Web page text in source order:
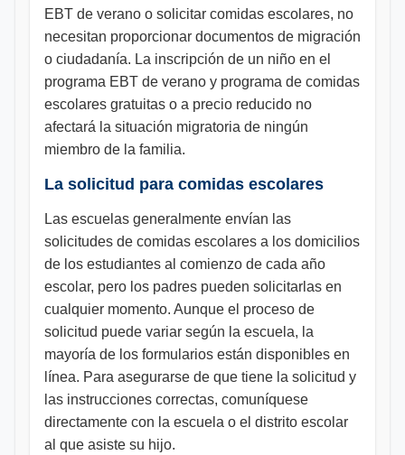
EBT de verano o solicitar comidas escolares, no
necesitan proporcionar documentos de migración
o ciudadanía. La inscripción de un niño en el
programa EBT de verano y programa de comidas
escolares gratuitas o a precio reducido no
afectará la situación migratoria de ningún
miembro de la familia.
La solicitud para comidas escolares
Las escuelas generalmente envían las
solicitudes de comidas escolares a los domicilios
de los estudiantes al comienzo de cada año
escolar, pero los padres pueden solicitarlas en
cualquier momento. Aunque el proceso de
solicitud puede variar según la escuela, la
mayoría de los formularios están disponibles en
línea. Para asegurarse de que tiene la solicitud y
las instrucciones correctas, comuníquese
directamente con la escuela o el distrito escolar
al que asiste su hijo.